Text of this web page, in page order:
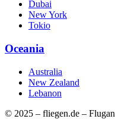
Dubai
New York
Tokio
Oceania
Australia
New Zealand
Lebanon
© 2025 – fliegen.de –